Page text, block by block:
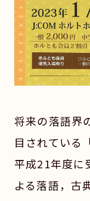
将来の落語界
目されている
平成21年度に
よる落語，古